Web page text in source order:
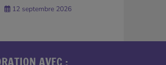
12 septembre 2026
AVEC :